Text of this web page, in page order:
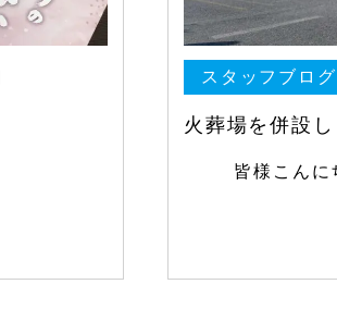
スタッフブログ
火葬場を併設
皆様こんに